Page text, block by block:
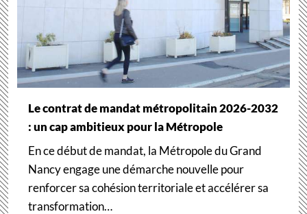
Le contrat de mandat métropolitain 2026-2032
: un cap ambitieux pour la Métropole
En ce début de mandat, la Métropole du Grand
Nancy engage une démarche nouvelle pour
renforcer sa cohésion territoriale et accélérer sa
transformation…